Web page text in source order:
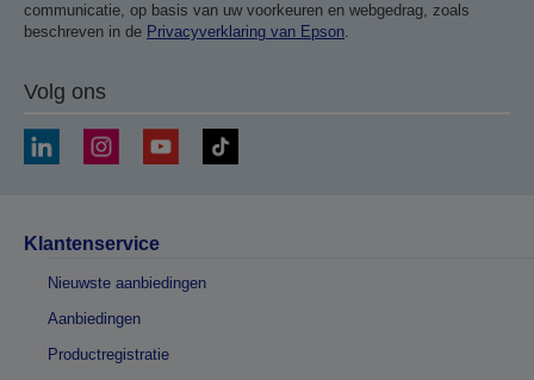
communicatie, op basis van uw voorkeuren en webgedrag, zoals
beschreven in de Privacyverklaring van Epson.
Volg ons
Klantenservice
Nieuwste aanbiedingen
Aanbiedingen
Productregistratie